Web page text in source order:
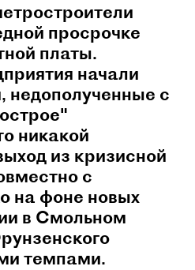
просрочке
платы.
начали
недополученные с
никакой
из кризисной
с
на фоне новых
в Смольном
темпами.